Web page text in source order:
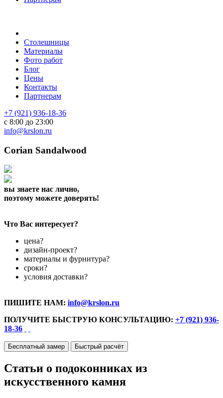
Столешницы
Материалы
Фото работ
Блог
Цены
Контакты
Партнерам
+7 (921) 936-18-36
с 8:00 до 23:00
info@krslon.ru
Corian Sandalwood
вы знаете нас лично,
поэтому можете доверять!
Что Вас интересует?
цена?
дизайн-проект?
материалы и фурнитура?
сроки?
условия доставки?
ПИШИТЕ НАМ: info@krslon.ru
ПОЛУЧИТЕ БЫСТРУЮ КОНСУЛЬТАЦИЮ: +7 (921) 936-
18-36
Бесплатный замер Быстрый расчёт
Статьи о подоконниках из
искусственного камня